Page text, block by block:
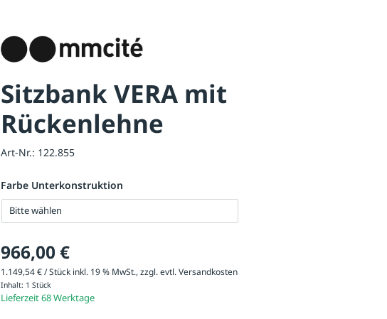
Sitzbank VERA mit
Rückenlehne
Art-Nr.: 122.855
Farbe Unterkonstruktion
Bitte wählen
966,00 €
1.149,54 € / Stück inkl. 19 % MwSt., zzgl. evtl.Versandkosten
Inhalt: 1 Stück
Lieferzeit 68 Werktage